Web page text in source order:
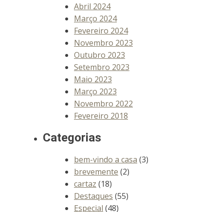
Abril 2024
Março 2024
Fevereiro 2024
Novembro 2023
Outubro 2023
Setembro 2023
Maio 2023
Março 2023
Novembro 2022
Fevereiro 2018
Categorias
bem-vindo a casa (3)
brevemente (2)
cartaz (18)
Destaques (55)
Especial (48)